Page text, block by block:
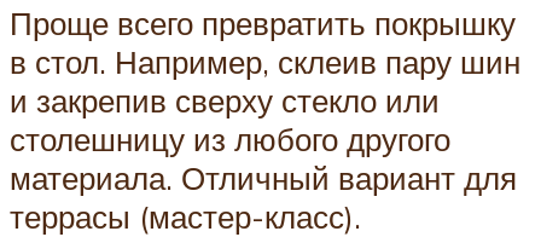
Проще всего превратить покрышку
в стол. Например, склеив пару шин
и закрепив сверху стекло или
столешницу из любого другого
материала. Отличный вариант для
террасы (мастер-класс).